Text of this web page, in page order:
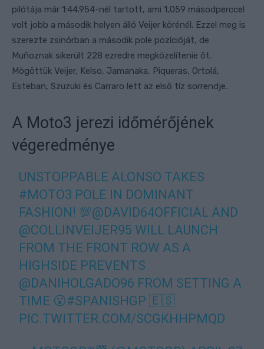
pilótája már 1:44.954-nél tartott, ami 1,059 másodperccel
volt jobb a második helyen álló Veijer körénél. Ezzel meg is
szerezte zsinórban a második pole pozícióját, de
Muñoznak sikerült 228 ezredre megközelítenie őt.
Mögöttük Veijer, Kelso, Jamanaka, Piqueras, Ortolá,
Esteban, Szuzuki és Carraro lett az első tíz sorrendje.
A Moto3 jerezi időmérőjének
végeredménye
UNSTOPPABLE ALONSO TAKES
#MOTO3 POLE IN DOMINANT
FASHION! 💯@DAVID64OFFICIAL AND
@COLLINVEIJER95 WILL LAUNCH
FROM THE FRONT ROW AS A
HIGHSIDE PREVENTS
@DANIHOLGADO96 FROM SETTING A
TIME 😮#SPANISHGP 🇪🇸
PIC.TWITTER.COM/SCGKHHPMQD